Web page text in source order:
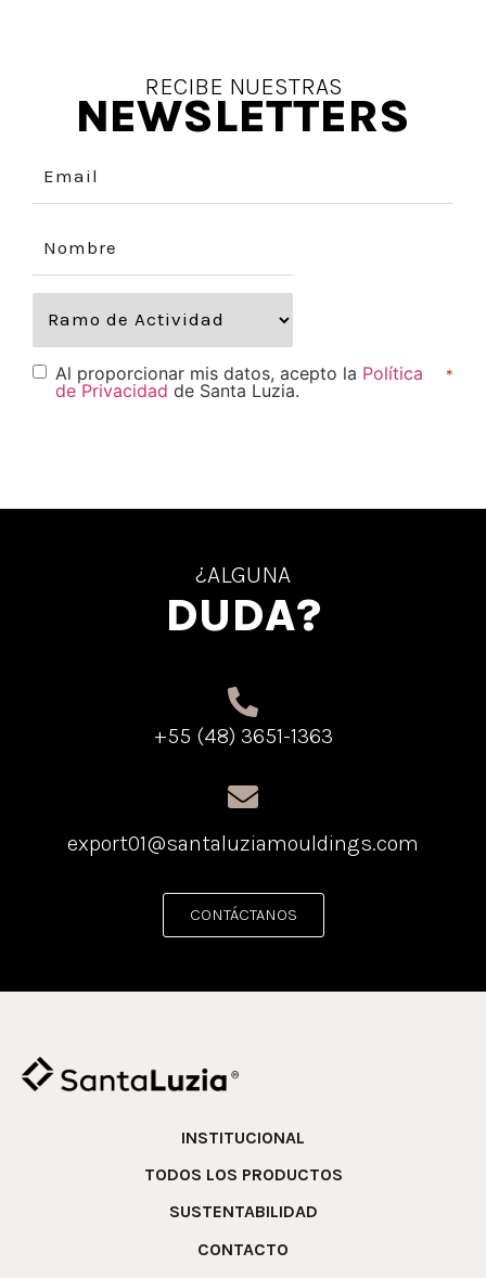
RECIBE NUESTRAS
NEWSLETTERS
Al proporcionar mis datos, acepto la Política
de Privacidad de Santa Luzia.
*
¿ALGUNA
DUDA?
+55 (48) 3651-1363
export01@santaluziamouldings.com
CONTÁCTANOS
INSTITUCIONAL
TODOS LOS PRODUCTOS
SUSTENTABILIDAD
CONTACTO